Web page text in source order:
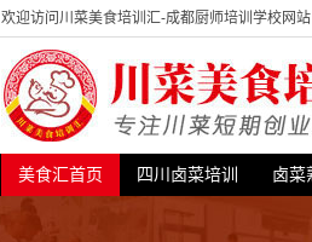
欢迎访问川菜美食培训汇-成都厨师培训学校网站
美食汇首页 四川卤菜培训 卤菜